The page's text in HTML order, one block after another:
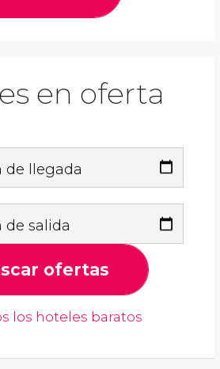
en oferta
de llegada
de salida
ofertas
los hoteles baratos